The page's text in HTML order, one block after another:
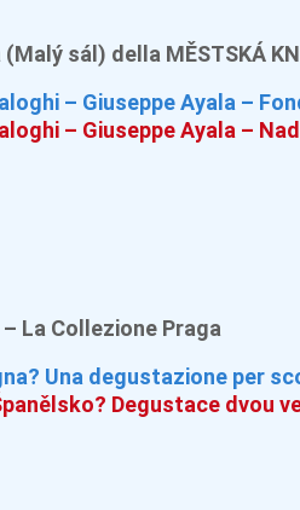
sál) della MĚSTSKÁ
– Giuseppe Ayala –
– Giuseppe Ayala –
La Collezione Praga
Una degustazione per
Degustace dvou